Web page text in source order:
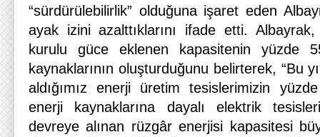
“sürdürülebilirlik” olduğuna işaret eden
ayak izini azalttıklarını ifade etti.
kurulu güce eklenen kapasitenin yüzde
kaynaklarının oluşturduğunu belirterek, “Bu
aldığımız enerji üretim tesislerimizin
enerji kaynaklarına dayalı elektrik
devreye alınan rüzgâr enerjisi kapasitesi